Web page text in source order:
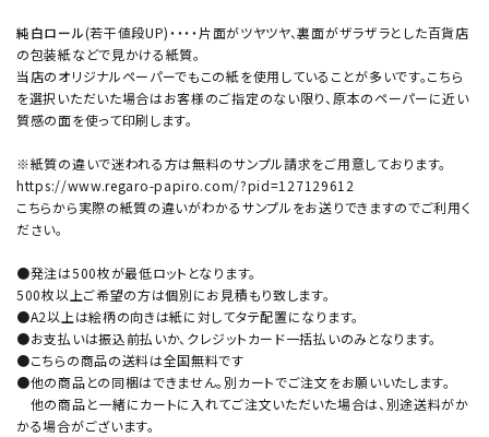
純白ロール(若干値段UP)・・・・片面がツヤツヤ、裏面がザラザラとした百貨店
の包装紙などで見かける紙質。
当店のオリジナルペーパーでもこの紙を使用していることが多いです。こちら
を選択いただいた場合はお客様のご指定のない限り、原本のペーパーに近い
質感の面を使って印刷します。
※紙質の違いで迷われる方は無料のサンプル請求をご用意しております。
https://www.regaro-papiro.com/?pid=127129612
こちらから実際の紙質の違いがわかるサンプルをお送りできますのでご利用く
ださい。
●発注は500枚が最低ロットとなります。
500枚以上ご希望の方は個別にお見積もり致します。
●A2以上は絵柄の向きは紙に対してタテ配置になります。
●お支払いは振込前払いか、クレジットカード一括払いのみとなります。
●こちらの商品の送料は全国無料です
●他の商品との同梱はできません。別カートでご注文をお願いいたします。
他の商品と一緒にカートに入れてご注文いただいた場合は、別途送料がか
かる場合がございます。